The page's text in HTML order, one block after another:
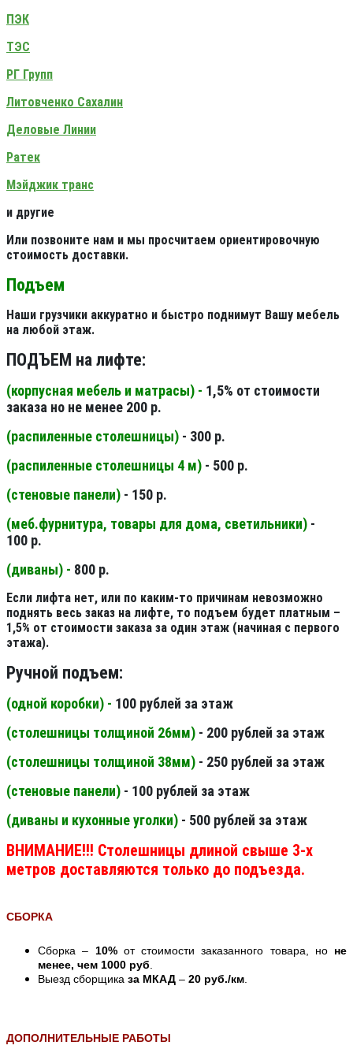
ПЭК
ТЭС
РГ Групп
Литовченко Сахалин
Деловые Линии
Ратек
Мэйджик транс
и другие
Или позвоните нам и мы просчитаем ориентировочную
стоимость доставки.
Подъем
Наши грузчики аккуратно и быстро поднимут Вашу мебель
на любой этаж.
ПОДЪЕМ на лифте:
(корпусная мебель и матрасы) - 1,5% от стоимости
заказа но не менее 200 р.
(распиленные столешницы) - 300 р.
(распиленные столешницы 4 м) - 500 р.
(стеновые панели) - 150 р.
(меб.фурнитура, товары для дома, светильники) -
100 р.
(диваны) - 800 р.
Если лифта нет, или по каким-то причинам невозможно
поднять весь заказ на лифте, то подъем будет платным –
1,5% от стоимости заказа за один этаж (начиная с первого
этажа).
Ручной подъем:
(одной коробки) - 100 рублей за этаж
(столешницы толщиной 26мм) - 200 рублей за этаж
(столешницы толщиной 38мм) - 250 рублей за этаж
(стеновые панели) - 100 рублей за этаж
(диваны и кухонные уголки) - 500 рублей за этаж
ВНИМАНИЕ!!! Столешницы длиной свыше 3-х
метров доставляются только до подъезда.
СБОРКА
Сборка – 10%от стоимости заказанного товара, но не
менее, чем 1000 руб
Выезд сборщика за МКАД – 20 руб./км
ДОПОЛНИТЕЛЬНЫЕ РАБОТЫ